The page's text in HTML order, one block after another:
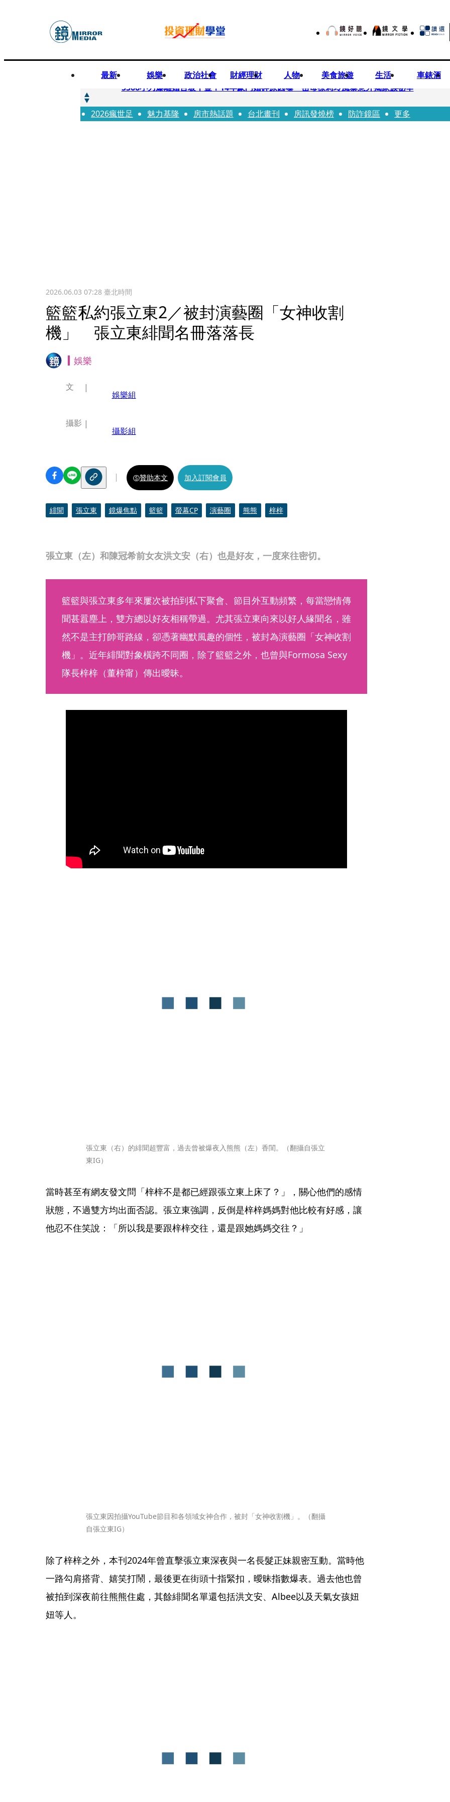
最新 娛樂 政治社會 財經理財 人物 美食旅遊 生活 車錶酒
快訊
5566小刀爆離婚台玻千金！14年豪門婚碎原因曝 岳母徐莉玲風暴意外揭家族祕辛
快訊
徐莉玲喪子劇變／徐莉玲「巨大哀傷足不出戶」 解密長子身世
2026瘋世足 魅力基隆 房市熱話題 台北畫刊 房訊發燒榜 防詐鏡區 更多
2026.06.03 07:28臺北時間
籃籃私約張立東2／被封演藝圈「女神收割
機」 張立東緋聞名冊落落長
娛樂
張立東（左）和陳冠希前女友洪文安（右）也是好友，一度來往密切。
文
娛樂組
攝影
攝影組
贊助本文 加入訂閱會員
緋聞 張立東 鏡爆焦點 籃籃 螢幕CP 演藝圈 熊熊 梓梓
籃籃與張立東多年來屢次被拍到私下聚會、節目外互動頻繁，每當戀情傳
聞甚囂塵上，雙方總以好友相稱帶過。尤其張立東向來以好人緣聞名，雖
然不是主打帥哥路線，卻憑著幽默風趣的個性，被封為演藝圈「女神收割
機」。近年緋聞對象橫跨不同圈，除了籃籃之外，也曾與Formosa Sexy
隊長梓梓（董梓甯）傳出曖昧。
張立東（右）的緋聞超豐富，過去曾被爆夜入熊熊（左）香閨。（翻攝自張立
東IG）
當時甚至有網友發文問「梓梓不是都已經跟張立東上床了？」，關心他們的感情
狀態，不過雙方均出面否認。張立東強調，反倒是梓梓媽媽對他比較有好感，讓
他忍不住笑說：「所以我是要跟梓梓交往，還是跟她媽媽交往？」
張立東因拍攝YouTube節目和各領域女神合作，被封「女神收割機」。（翻攝
自張立東IG）
除了梓梓之外，本刊2024年曾直擊張立東深夜與一名長髮正妹親密互動。當時他
一路勾肩搭背、嬉笑打鬧，最後更在街頭十指緊扣，曖昧指數爆表。過去他也曾
被拍到深夜前往熊熊住處，其餘緋聞名單還包括洪文安、Albee以及天氣女孩妞
妞等人。